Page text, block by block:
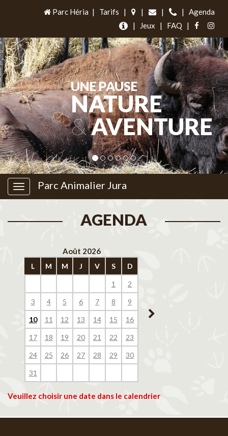
Parc Héria | Tarifs | | | |
Agenda
|
Jeux | FAQ |
UNE PAUSE
NATURE
&AVENTURE
Parc Animalier Jura
AGENDA
Août 2026
L M M J V S D
1 2
3 4 5 6 7 8 9
10 11 12 13 14 15 16
17 18 19 20 21 22 23
24 25 26 27 28 29 30
31
14
Veuillez choisir une date dans le calendrier